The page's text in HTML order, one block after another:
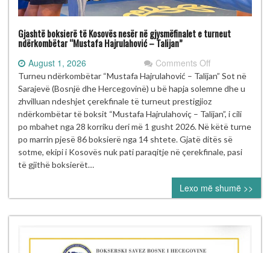
Gjashtë boksierë të Kosovës nesër në gjysmëfinalet e turneut
ndërkombëtar “Mustafa Hajrulahović – Talijan”
August 1, 2026 Comments Offon
Gjashtë
boksierë
të
Kosovës
nesër
në
gjysmëfinalet
turneut
ndërkombëtar
“Mustafa
Hajrulahović
Talijan”
Turneu ndërkombëtar “Mustafa Hajrulahović – Talijan” Sot në
Sarajevë (Bosnjë dhe Hercegovinë) u bë hapja solemne dhe u
zhvilluan ndeshjet çerekfinale të turneut prestigjioz
ndërkombëtar të boksit “Mustafa Hajrulahoviç – Talijan”, i cili
po mbahet nga 28 korriku deri më 1 gusht 2026. Në këtë turne
po marrin pjesë 86 boksierë nga 14 shtete. Gjatë ditës së
sotme, ekipi i Kosovës nuk pati paraqitje në çerekfinale, pasi
të gjithë boksierët…
Lexo më shumë >>